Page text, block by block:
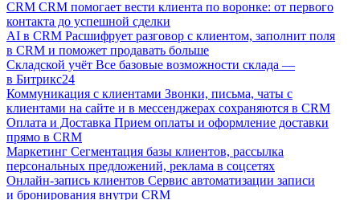
CRM CRM помогает вести клиента по воронке: от первого
контакта до успешной сделки
AI в CRM Расшифрует разговор с клиентом, заполнит поля
в CRM и поможет продавать больше
Складской учёт Все базовые возможности склада —
в Битрикс24
Коммуникация с клиентами Звонки, письма, чаты с
клиентами на сайте и в мессенджерах сохраняются в CRM
Оплата и Доставка Прием оплаты и оформление доставки
прямо в CRM
Маркетинг Сегментация базы клиентов, рассылка
персональных предложений, реклама в соцсетях
Онлайн-запись клиентов Сервис автоматизации записи
и бронирования внутри CRM